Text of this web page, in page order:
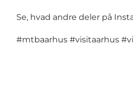
Se, hvad andre deler på
#mtbaarhus #visitaarhus